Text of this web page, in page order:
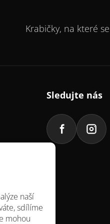
naší
sdílíme
mohou
Krabičky, na které
Sledujte nás